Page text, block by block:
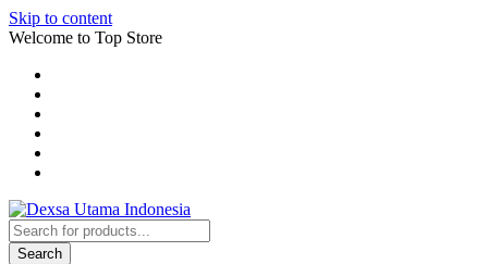
Skip to content
Welcome to Top Store
Search